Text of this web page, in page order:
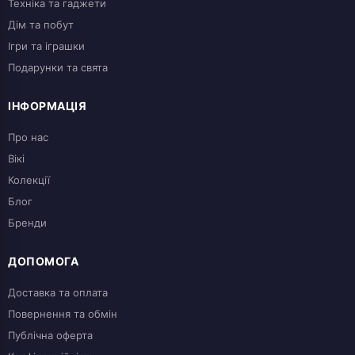
Техніка та гаджети
Дім та побут
Ігри та іграшки
Подарунки та свята
ІНФОРМАЦІЯ
Про нас
Вікі
Колекції
Блог
Бренди
ДОПОМОГА
Доставка та оплата
Повернення та обмін
Публічна оферта